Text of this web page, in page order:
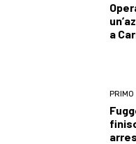
a
PRIMO